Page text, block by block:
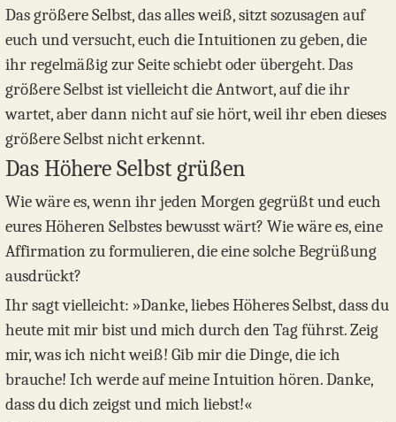
Das größere Selbst, das alles weiß, sitzt sozusagen auf
euch und versucht, euch die Intuitionen zu geben, die
ihr regelmäßig zur Seite schiebt oder übergeht. Das
größere Selbst ist vielleicht die Antwort, auf die ihr
wartet, aber dann nicht auf sie hört, weil ihr eben dieses
größere Selbst nicht erkennt.
Das Höhere Selbst grüßen
Wie wäre es, wenn ihr jeden Morgen gegrüßt und euch
eures Höheren Selbstes bewusst wärt? Wie wäre es, eine
Affirmation zu formulieren, die eine solche Begrüßung
ausdrückt?
Ihr sagt vielleicht: »Danke, liebes Höheres Selbst, dass du
heute mit mir bist und mich durch den Tag führst. Zeig
mir, was ich nicht weiß! Gib mir die Dinge, die ich
brauche! Ich werde auf meine Intuition hören. Danke,
dass du dich zeigst und mich liebst!«